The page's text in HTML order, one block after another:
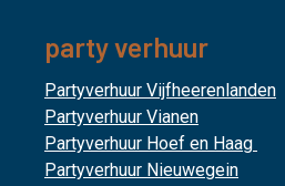
party verhuur
Partyverhuur Vijfheerenlanden
Partyverhuur Vianen
Partyverhuur Hoef en Haag
Partyverhuur Nieuwegein